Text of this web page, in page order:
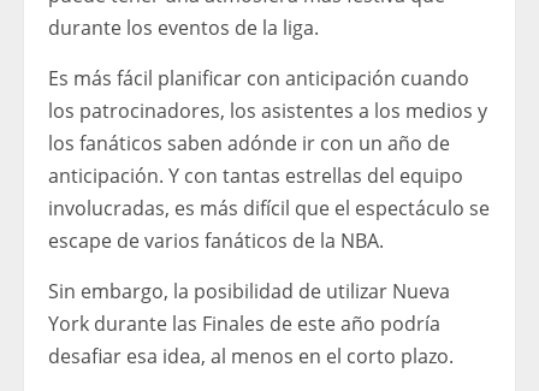
durante los eventos de la liga.
Es más fácil planificar con anticipación cuando
los patrocinadores, los asistentes a los medios y
los fanáticos saben adónde ir con un año de
anticipación. Y con tantas estrellas del equipo
involucradas, es más difícil que el espectáculo se
escape de varios fanáticos de la NBA.
Sin embargo, la posibilidad de utilizar Nueva
York durante las Finales de este año podría
desafiar esa idea, al menos en el corto plazo.